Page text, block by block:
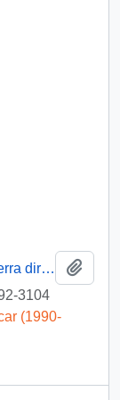
[Carta del Embajador de Chile en Inglaterra dirigida al Jefe de Gabinete Presidencial]
3104
(1990-